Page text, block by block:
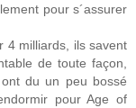
pour s´assurer
4 milliards, ils savent
de toute façon,
du un peu bossé
pour Age of